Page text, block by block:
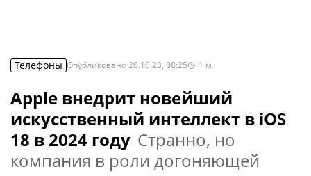
Телефоны Опубликовано20.10.23, 08:25 1 м.
Apple внедрит новейший
искусственный интеллект в iOS
18 в 2024 году Странно, но
компания в роли догоняющей